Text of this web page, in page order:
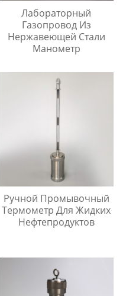
Лабораторный
Газопровод Из
Нержавеющей Стали
Манометр
Ручной Промывочный
Термометр Для Жидких
Нефтепродуктов